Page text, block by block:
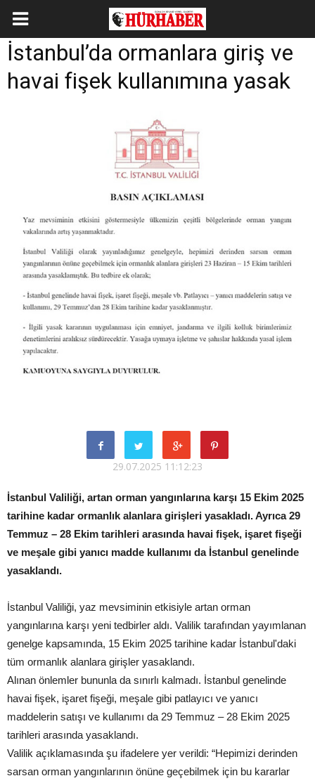
İstanbul’da ormanlara giriş ve
havai fişek kullanımına yasak
29.07.2025 11:12:23
İstanbul Valiliği, artan orman yangınlarına karşı 15 Ekim 2025
tarihine kadar ormanlık alanlara girişleri yasakladı. Ayrıca 29
Temmuz – 28 Ekim tarihleri arasında havai fişek, işaret fişeği
ve meşale gibi yanıcı madde kullanımı da İstanbul genelinde
yasaklandı.
İstanbul Valiliği, yaz mevsiminin etkisiyle artan orman
yangınlarına karşı yeni tedbirler aldı. Valilik tarafından yayımlanan
genelge kapsamında, 15 Ekim 2025 tarihine kadar İstanbul'daki
tüm ormanlık alanlara girişler yasaklandı.
Alınan önlemler bununla da sınırlı kalmadı. İstanbul genelinde
havai fişek, işaret fişeği, meşale gibi patlayıcı ve yanıcı
maddelerin satışı ve kullanımı da 29 Temmuz – 28 Ekim 2025
tarihleri arasında yasaklandı.
Valilik açıklamasında şu ifadelere yer verildi: “Hepimizi derinden
sarsan orman yangınlarının önüne geçebilmek için bu kararlar